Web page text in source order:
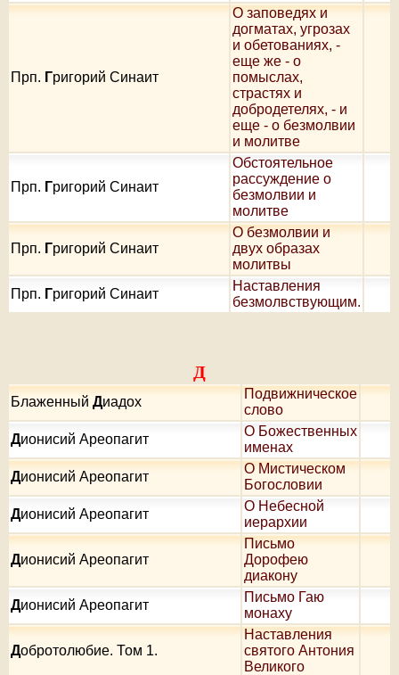
Прп. Григорий Синаит
О заповедях и
догматах, угрозах
и обетованиях, -
еще же - о
помыслах,
страстях и
добродетелях, - и
еще - о безмолвии
и молитве
Прп. Григорий Синаит
Oбстоятельное
рассуждение о
безмолвии и
молитве
Прп. Григорий Синаит
О безмолвии и
двух образах
молитвы
Прп. Григорий Синаит
Наставления
безмолвствующим.
Д
Блаженный Диадох
Подвижническое
слово
Дионисий Ареопагит
О Божественных
именах
Дионисий Ареопагит
О Мистическом
Богословии
Дионисий Ареопагит
О Небесной
иерархии
Дионисий Ареопагит
Письмо
Дорофею
диакону
Дионисий Ареопагит
Письмо Гаю
монаху
Добротолюбие. Том 1.
Наставления
святого Антония
Великого